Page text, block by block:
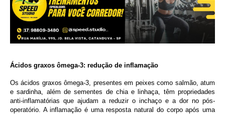
Ácidos graxos ômega-3: redução de inflamação
Os ácidos graxos ômega-3, presentes em peixes como salmão, atum
e sardinha, além de sementes de chia e linhaça, têm propriedades
anti-inflamatórias que ajudam a reduzir o inchaço e a dor no pós-
operatório. A inflamação é uma resposta natural do corpo após uma